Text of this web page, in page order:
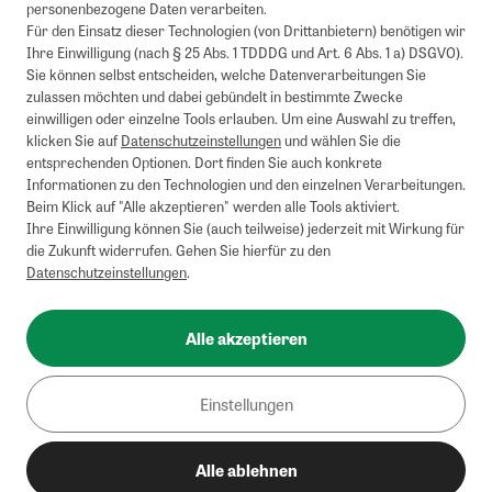
personenbezogene Daten verarbeiten.
Für den Einsatz dieser Technologien (von Drittanbietern) benötigen wir
Ihre Einwilligung (nach § 25 Abs. 1 TDDDG und Art. 6 Abs. 1 a) DSGVO).
Sie können selbst entscheiden, welche Datenverarbeitungen Sie
zulassen möchten und dabei gebündelt in bestimmte Zwecke
einwilligen oder einzelne Tools erlauben. Um eine Auswahl zu treffen,
klicken Sie aufDatenschutzeinstellungenund wählen Sie die
entsprechenden Optionen. Dort finden Sie auch konkrete
Informationen zu den Technologien und den einzelnen Verarbeitungen.
Beim Klick auf "Alle akzeptieren" werden alle Tools aktiviert.
Ihre Einwilligung können Sie (auch teilweise) jederzeit mit Wirkung für
die Zukunft widerrufen. Gehen Sie hierfür zu den
Datenschutzeinstellungen.
Alle akzeptieren
Einstellungen
Alle ablehnen